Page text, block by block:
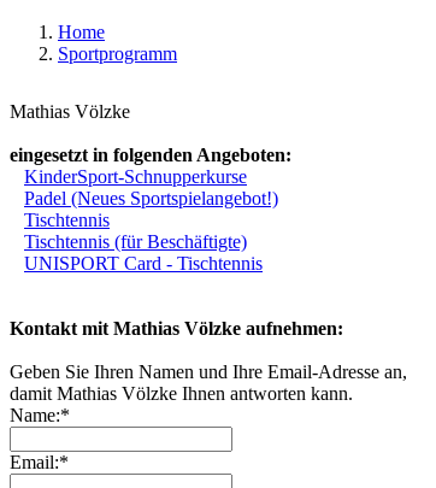
Home
Sportprogramm
Mathias Völzke
eingesetzt in folgenden Angeboten:
KinderSport-Schnupperkurse
Padel (Neues Sportspielangebot!)
Tischtennis
Tischtennis (für Beschäftigte)
UNISPORT Card - Tischtennis
Kontakt mit Mathias Völzke aufnehmen:
Geben Sie Ihren Namen und Ihre Email-Adresse an,
damit Mathias Völzke Ihnen antworten kann.
Name:*
Email:*